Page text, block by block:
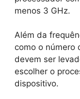
menos 3 GHz.
Além da
como o número
devem ser
escolher o
dispositivo.